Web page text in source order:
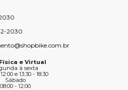
2030
e Virtual
à sexta
e 13:30 - 18:30
Sábado
08:00 - 12:00